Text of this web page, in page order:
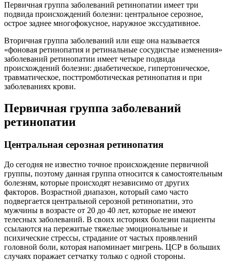
Первичная группа заболеваний ретинопатии имеет три
подвида происхождений болезни: центральное серозное,
острое заднее многофокусное, наружное экссудативное.
Вторичная группа заболеваний или еще она называется
«фоновая ретинопатия и ретинальные сосудистые изменения»
заболеваний ретинопатии имеет четыре подвида
происхождений болезни: диабетическое, гипертоническое,
травматическое, посттромботическая ретинопатия и при
заболеваниях крови.
Первичная группа заболеваний
ретинопатии
Центральная серозная ретинопатия
До сегодня не известно точное происхождение первичной
группы, поэтому данная группа относится к самостоятельным
болезням, которые происходят независимо от других
факторов. Возрастной диапазон, который само часто
подвергается центральной серозной ретинопатии, это
мужчины в возрасте от 20 до 40 лет, которые не имеют
телесных заболеваний. В своих историях болезни пациенты
ссылаются на пережитые тяжелые эмоциональные и
психические стрессы, страдание от частых проявлений
головной боли, которая напоминает мигрень. ЦСР в больших
случаях поражает сетчатку только с одной стороны.